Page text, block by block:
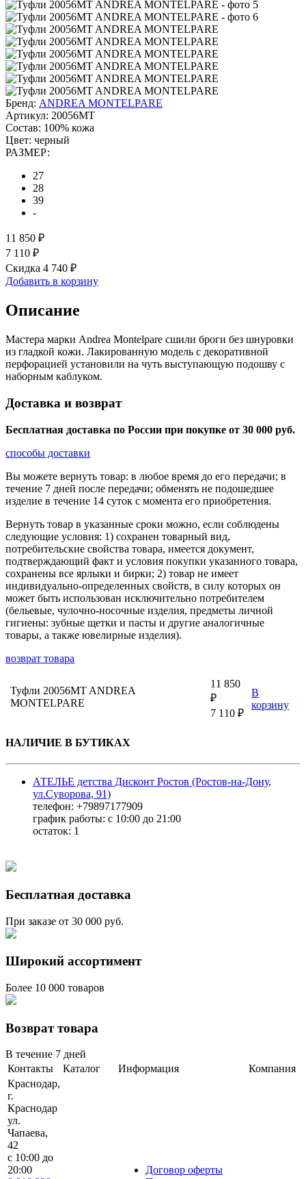
Бренд: ANDREA MONTELPARE
Артикул: 20056MT
Состав: 100% кожа
Цвет: черный
РАЗМЕР:
27
28
39
-
11 850 ₽
7 110 ₽
Скидка 4 740 ₽
Добавить в корзину
Описание
Мастера марки Andrea Montelpare сшили броги без шнуровки
из гладкой кожи. Лакированную модель с декоративной
перфорацией установили на чуть выступающую подошву с
наборным каблуком.
Доставка и возврат
Бесплатная доставка по России при покупке от 30 000 pуб.
способы доставки
Вы можете вернуть товар: в любое время до его передачи; в
течение 7 дней после передачи; обменять не подошедшее
изделие в течение 14 суток с момента его приобретения.
Вернуть товар в указанные сроки можно, если соблюдены
следующие условия: 1) сохранен товарный вид,
потребительские свойства товара, имеется документ,
подтверждающий факт и условия покупки указанного товара,
сохранены все ярлыки и бирки; 2) товар не имеет
индивидуально-определенных свойств, в силу которых он
может быть использован исключительно потребителем
(бельевые, чулочно-носочные изделия, предметы личной
гигиены: зубные щетки и пасты и другие аналогичные
товары, а также ювелирные изделия).
возврат товара
Туфли 20056MT ANDREA
MONTELPARE
11 850
₽
7 110 ₽
В
корзину
НАЛИЧИЕ В БУТИКАХ
АТЕЛЬЕ детства Дисконт Ростов (Ростов-на-Дону,
ул.Суворова, 91)
телефон: +79897177909
график работы: с 10:00 до 21:00
остаток: 1
Бесплатная доставка
При заказе от 30 000 руб.
Широкий ассортимент
Более 10 000 товаров
Возврат товара
В течение 7 дней
Контакты
Каталог Информация
Компания
Краснодар,
г.
Краснодар
ул.
Чапаева,
42
с 10:00 до
20:00
Договор оферты